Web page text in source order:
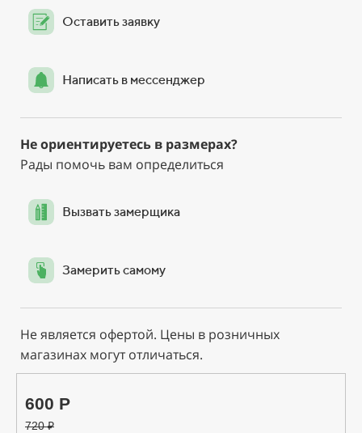
Оставить заявку
Написать в мессенджер
Не ориентируетесь в размерах?
Рады помочь вам определиться
Вызвать замерщика
Замерить самому
Не является офертой. Цены в розничных
магазинах могут отличаться.
600 Р
720₽